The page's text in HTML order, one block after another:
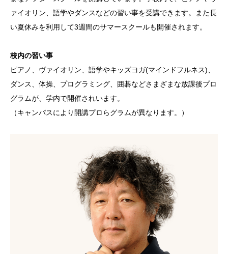
ァイオリン、語学やダンスなどの習い事を受講できます。また長
い夏休みを利用して3週間のサマースクールも開催されます。
校内の習い事
ピアノ、ヴァイオリン、語学やキッズヨガ(マインドフルネス)、
ダンス、体操、プログラミング、囲碁などさまざまな放課後プロ
グラムが、学内で開催されいます。
（キャンパスにより開講プロらグラムが異なります。）